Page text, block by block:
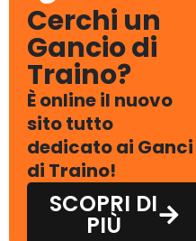
Cerchi un
Gancio di
Traino?
È online il nuovo
sito tutto
dedicato ai Ganci
di Traino!
SCOPRI DI
PIÙ